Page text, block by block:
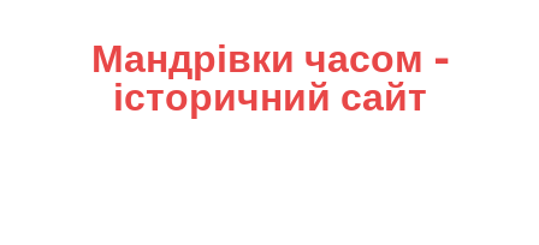
Мандрівки часом –
історичний сайт